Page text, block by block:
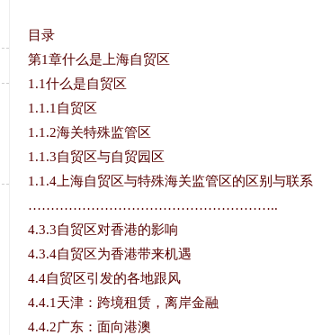
目录
第1章什么是上海自贸区
1.1什么是自贸区
1.1.1自贸区
1.1.2海关特殊监管区
1.1.3自贸区与自贸园区
1.1.4上海自贸区与特殊海关监管区的区别与联系
………………………………………………..
4.3.3自贸区对香港的影响
4.3.4自贸区为香港带来机遇
4.4自贸区引发的各地跟风
4.4.1天津：跨境租赁，离岸金融
4.4.2广东：面向港澳